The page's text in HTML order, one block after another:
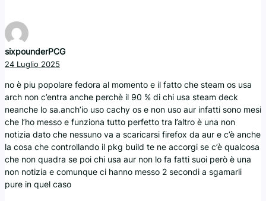
sixpounderPCG
24 Luglio 2025
no è piu popolare fedora al momento e il fatto che steam os usa
arch non c’entra anche perchè il 90 % di chi usa steam deck
neanche lo sa.anch’io uso cachy os e non uso aur infatti sono mesi
che l’ho messo e funziona tutto perfetto tra l’altro è una non
notizia dato che nessuno va a scaricarsi firefox da aur e c’è anche
la cosa che controllando il pkg build te ne accorgi se c’è qualcosa
che non quadra se poi chi usa aur non lo fa fatti suoi però è una
non notizia e comunque ci hanno messo 2 secondi a sgamarli
pure in quel caso